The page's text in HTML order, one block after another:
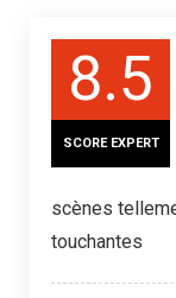
8.5
SCORE EXPERT
scènes
touchantes